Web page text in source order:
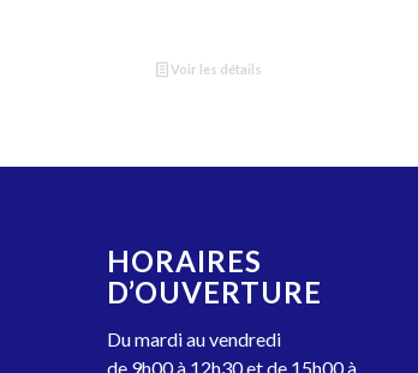
Voir les détails
HORAIRES
D’OUVERTURE
Du mardi au vendredi
de 9h00 à 12h30 et de 15h00 à